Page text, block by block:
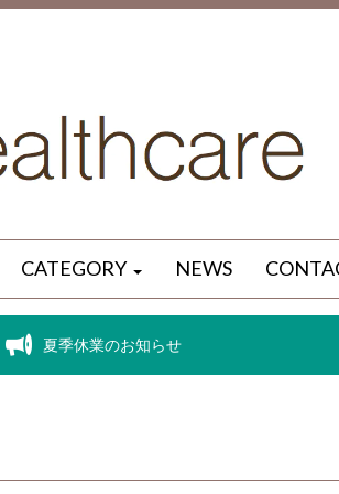
CATEGORY NEWS
夏季休業のお知らせ